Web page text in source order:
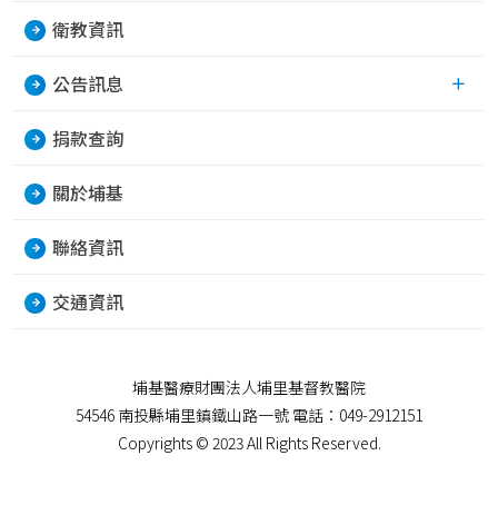
衛教資訊
公告訊息
捐款查詢
關於埔基
聯絡資訊
交通資訊
埔基醫療財團法人埔里基督教醫院
54546 南投縣埔里鎮鐵山路一號 電話：049-2912151
Copyrights © 2023 All Rights Reserved.